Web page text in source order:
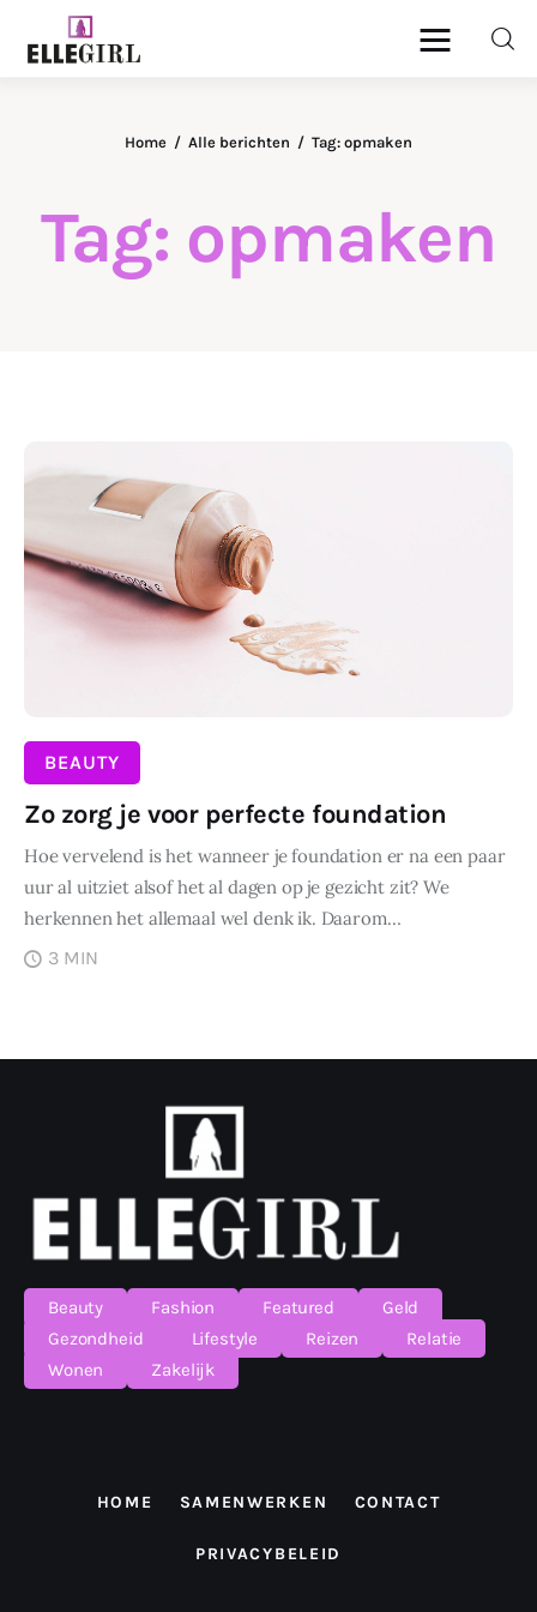
Tag: opmaken
Home Alle berichten Tag: opmaken
Ellegirl
Fashion
Geld
Relatie
Wonen
Zakelijk
BEAUTY
Zo zorg je voor perfecte foundation
Hoe vervelend is het wanneer je foundation er na een paar
uur al uitziet alsof het al dagen op je gezicht zit? We
herkennen het allemaal wel denk ik. Daarom…
3 MIN
Beauty Fashion Featured
Geld
Gezondheid
Lifestyle Reizen
Relatie
Wonen
Zakelijk
HOME SAMENWERKEN CONTACT
PRIVACYBELEID